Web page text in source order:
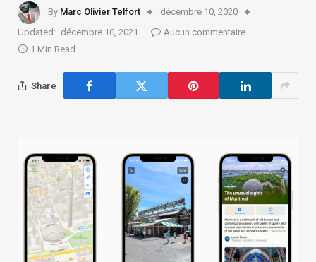
By Marc Olivier Telfort
décembre 10, 2020
Updated: décembre 10, 2021
Aucun commentaire
1 Min Read
Share